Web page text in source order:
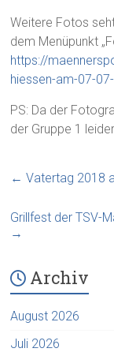
Weitere Fotos
dem Menüpunkt
https://
hiessen-am-07-
PS: Da der
der Gruppe 1
← Vatertag 2018
Grillfest der TSV-
→
Archiv
August 2026
Juli 2026